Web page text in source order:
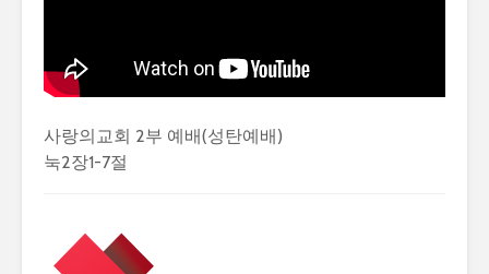
사랑의교회 2부 예배(성탄예배)
눅2장1-7절